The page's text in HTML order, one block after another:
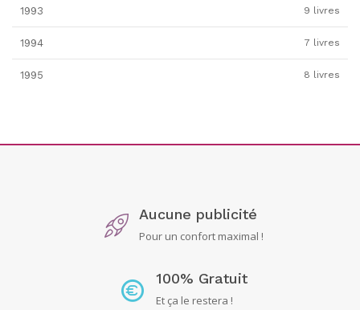
1993 9 livres
1994 7 livres
1995 8 livres
Aucune publicité
Pour un confort maximal !
100% Gratuit
Et ça le restera !